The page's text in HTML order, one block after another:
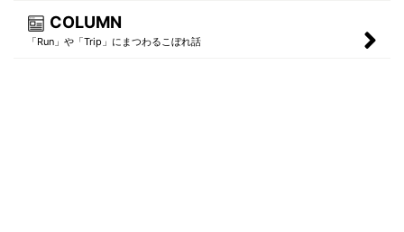
COLUMN
「Run」や「Trip」にまつわるこぼれ話